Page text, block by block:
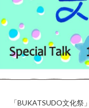
「BUKATSUDO文化祭
る
RENTAL
SPACE
FLOW（ご
利用の流
れ）
KITCHEN
STUDIO
WORK
LOUNGE